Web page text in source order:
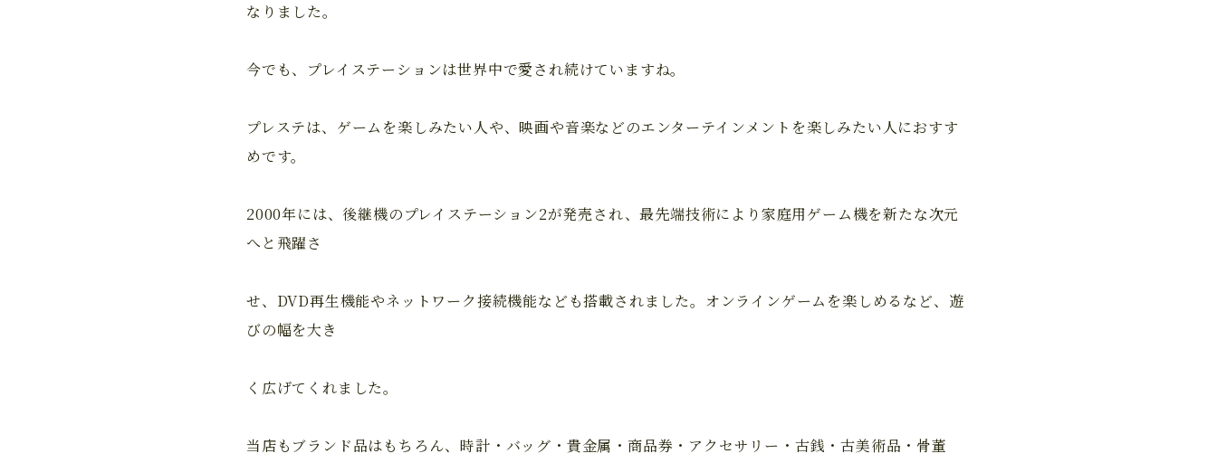
なりました。
今でも、プレイステーションは世界中で愛され続けていますね。
プレステは、ゲームを楽しみたい人や、映画や音楽などのエンターテインメントを楽しみたい人におすす
めです。
2000年には、後継機のプレイステーション2が発売され、最先端技術により家庭用ゲーム機を新たな次元
へと飛躍さ
せ、DVD再生機能やネットワーク接続機能なども搭載されました。オンラインゲームを楽しめるなど、遊
びの幅を大き
く広げてくれました。
当店もブランド品はもちろん、時計・バッグ・貴金属・商品券・アクセサリー・古銭・古美術品・骨董